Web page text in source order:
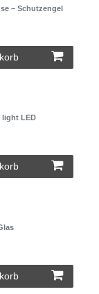
– Schutzengel
light LED